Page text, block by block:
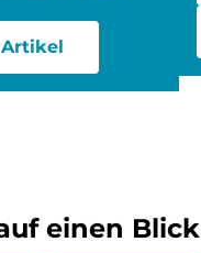
einen Blick